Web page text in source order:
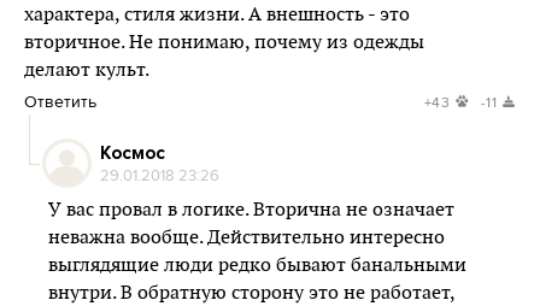
характера, стиля жизни. А внешность - это
вторичное. Не понимаю, почему из одежды
делают культ.
Ответить +43 -11
Космос
29.01.2018 23:26
У вас провал в логике. Вторична не означает
неважна вообще. Действительно интересно
выглядящие люди редко бывают банальными
внутри. В обратную сторону это не работает,